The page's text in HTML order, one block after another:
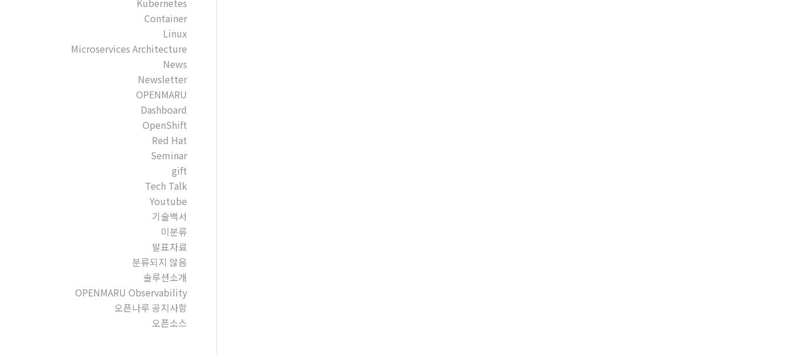
Kubernetes
Container
Linux
Microservices Architecture
News
Newsletter
OPENMARU
Dashboard
OpenShift
Red Hat
Seminar
gift
Tech Talk
Youtube
기술백서
미분류
발표자료
분류되지 않음
솔루션소개
OPENMARU Observability
오픈나루 공지사항
오픈소스